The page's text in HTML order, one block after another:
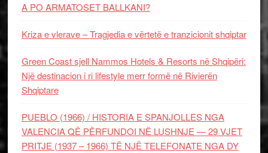
A PO ARMATOSET BALLKANI?
Kriza e vlerave – Tragjedia e vërtetë e tranzicionit shqiptar
Green Coast sjell Nammos Hotels & Resorts në Shqipëri:
Një destinacion i ri lifestyle merr formë në Rivierën
Shqiptare
PUEBLO (1966) / HISTORIA E SPANJOLLES NGA
VALENCIA QË PËRFUNDOI NË LUSHNJE — 29 VJET
PRITJE (1937 – 1966) TË NJË TELEFONATE NGA DY